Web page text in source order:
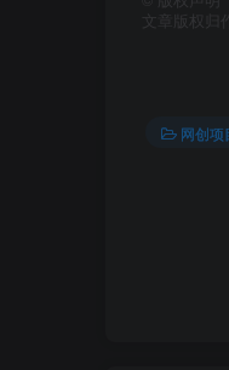
文章版权归
网创项